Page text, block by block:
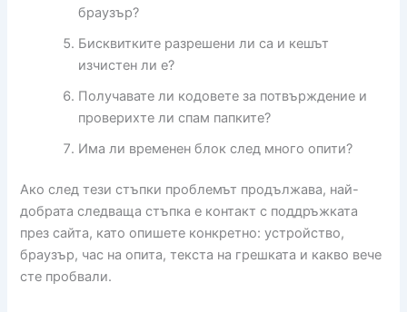
браузър?
Бисквитките разрешени ли са и кешът
изчистен ли е?
Получавате ли кодовете за потвърждение и
проверихте ли спам папките?
Има ли временен блок след много опити?
Ако след тези стъпки проблемът продължава, най-
добрата следваща стъпка е контакт с поддръжката
през сайта, като опишете конкретно: устройство,
браузър, час на опита, текста на грешката и какво вече
сте пробвали.